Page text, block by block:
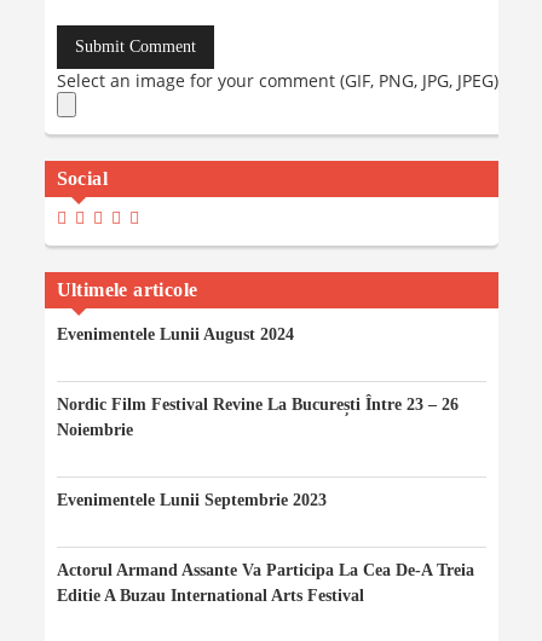
Select an image for your comment (GIF, PNG, JPG, JPEG):
Social
View
Profile
On
Facebook
View
Profile
On
Twitter
View
Profile
On
Instagram
View
Maria-
Iancu’s
Profile
On
View
Profile
On
YouTube
Ultimele articole
Evenimentele Lunii August 2024
Nordic Film Festival Revine La București Între 23 – 26
Noiembrie
Evenimentele Lunii Septembrie 2023
Actorul Armand Assante Va Participa La Cea De-A Treia
Editie A Buzau International Arts Festival